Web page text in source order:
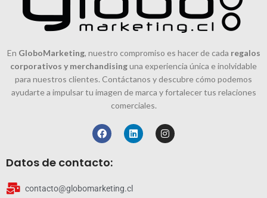
En GloboMarketing, nuestro compromiso es hacer de cada regalos
corporativos y merchandisinguna experiencia única e inolvidable
para nuestros clientes. Contáctanos y descubre cómo podemos
ayudarte a impulsar tu imagen de marca y fortalecer tus relaciones
comerciales.
Datos de contacto:
contacto@globomarketing.cl